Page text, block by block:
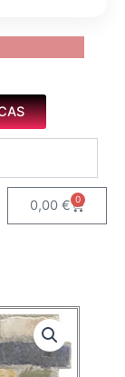
0,00€ 0
Carrito